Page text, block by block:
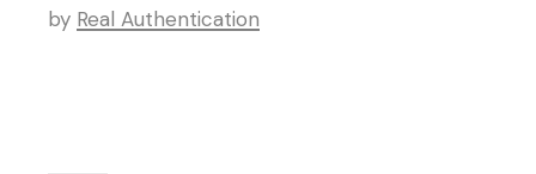
by Real Authentication